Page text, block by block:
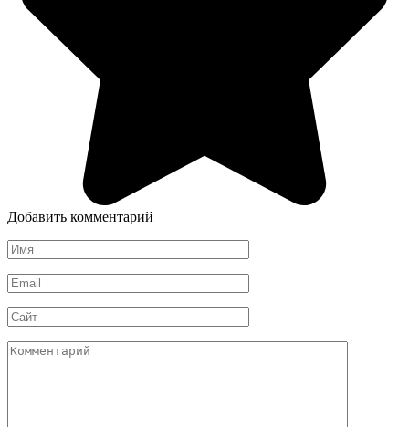
Добавить комментарий
Имя
*
Email
*
Сайт
Комментарий